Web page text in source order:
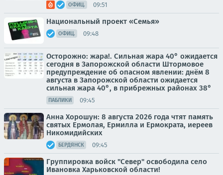
ОФИЦ. 09:51
Национальный проект «Семья»
ОФИЦ. 09:48
Осторожно: жара!. Сильная жара 40° ожидается
сегодня в Запорожской области Штормовое
предупреждение об опасном явлении: днём 8
августа в Запорожской области ожидается
сильная жара 40°, в прибрежных районах 38°
ПАБЛИКИ 09:45
Анна Хорошун: 8 августа 2026 года чтят память
святых Ермолая, Ермилла и Ермократа, иереев
Никомидийских
БЕРДЯНСК 09:45
Группировка войск "Север" освободила село
Ивановка Харьковской области!